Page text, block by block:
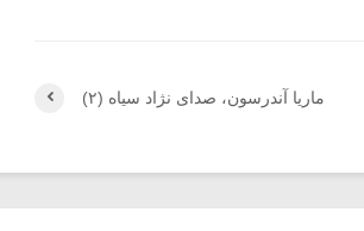
ماریا آندرسون، صدای نژاد سیاه (۲)